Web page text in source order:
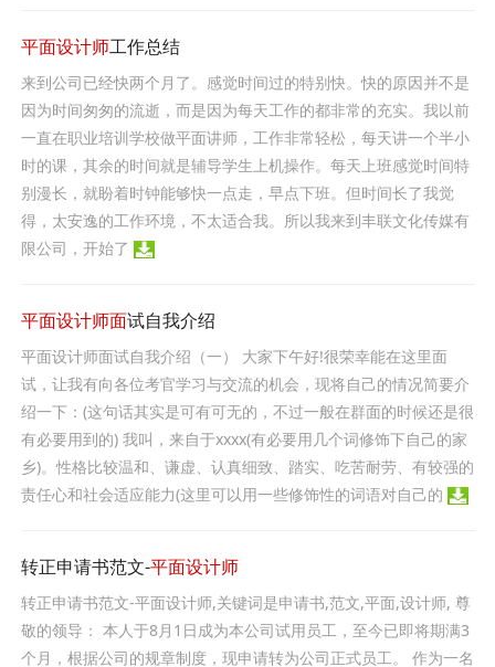
平面设计师工作总结
来到公司已经快两个月了。感觉时间过的特别快。快的原因并不是
因为时间匆匆的流逝，而是因为每天工作的都非常的充实。我以前
一直在职业培训学校做平面讲师，工作非常轻松，每天讲一个半小
时的课，其余的时间就是辅导学生上机操作。每天上班感觉时间特
别漫长，就盼着时钟能够快一点走，早点下班。但时间长了我觉
得，太安逸的工作环境，不太适合我。所以我来到丰联文化传媒有
限公司，开始了
平面设计师面试自我介绍
平面设计师面试自我介绍（一） 大家下午好!很荣幸能在这里面
试，让我有向各位考官学习与交流的机会，现将自己的情况简要介
绍一下：(这句话其实是可有可无的，不过一般在群面的时候还是很
有必要用到的) 我叫，来自于xxxx(有必要用几个词修饰下自己的家
乡)。性格比较温和、谦虚、认真细致、踏实、吃苦耐劳、有较强的
责任心和社会适应能力(这里可以用一些修饰性的词语对自己的
转正申请书范文-平面设计师
转正申请书范文-平面设计师,关键词是申请书,范文,平面,设计师, 尊
敬的领导： 本人于8月1日成为本公司试用员工，至今已即将期满3
个月，根据公司的规章制度，现申请转为公司正式员工。 作为一名